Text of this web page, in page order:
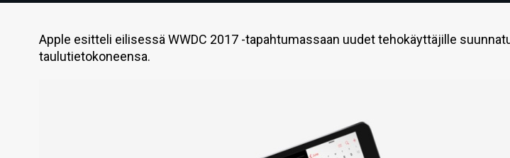
Apple esitteli eilisessä WWDC 2017 -tapahtumassaan uudet tehokäyttäjille
taulutietokoneensa.